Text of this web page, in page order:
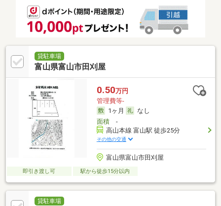
貸駐車場
富山県富山市田刈屋
0.50万円
管理費等-
1ヶ月
なし
面積-
高山本線 富山駅 徒歩25分
その他の交通
富山県富山市田刈屋
即引き渡し可 駅から徒歩15分以内
貸駐車場